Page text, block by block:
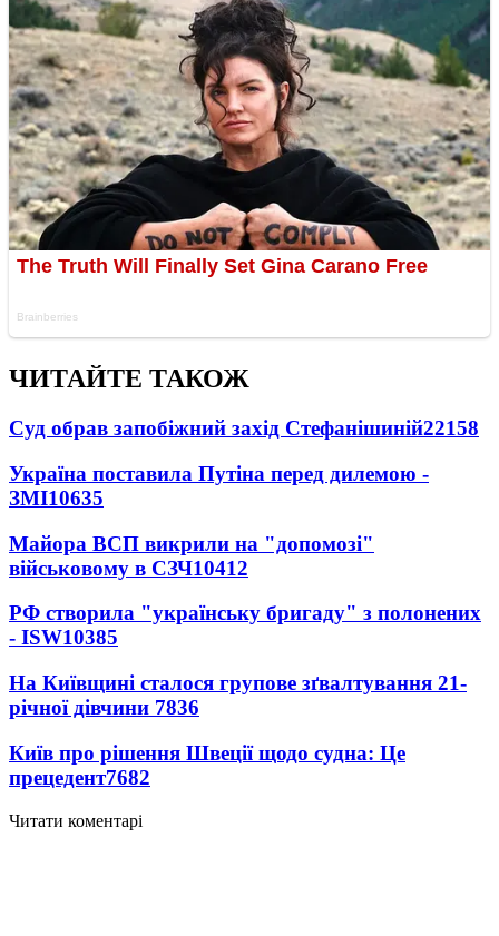
ЧИТАЙТЕ ТАКОЖ
Суд обрав запобіжний захід Стефанішиній22158
Україна поставила Путіна перед дилемою -
ЗМІ10635
Майора ВСП викрили на "допомозі"
військовому в СЗЧ10412
РФ створила "українську бригаду" з полонених
- ISW10385
На Київщині сталося групове зґвалтування 21-
річної дівчини 7836
Київ про рішення Швеції щодо судна: Це
прецедент7682
Читати коментарі